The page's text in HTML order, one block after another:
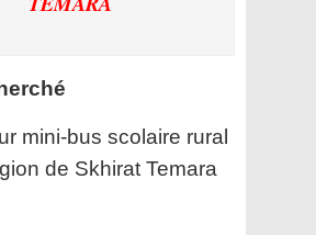
mini-bus scolaire rural
de Skhirat Temara